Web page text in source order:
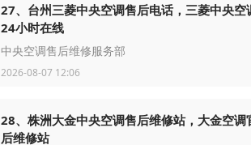
27、台州三菱中央空调售后电话，三菱中央空
24小时在线
中央空调售后维修服务部
2026-08-07 12:06
28、株洲大金中央空调售后维修站，大金空调
后维修站